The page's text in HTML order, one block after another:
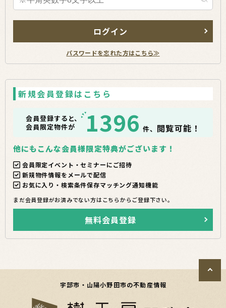
ログイン
パスワードを忘れた方はこちら≫
新規会員登録はこちら
会員登録すると、
会員限定物件が
1396 件、 閲覧可能！
他にもこんな会員様限定特典がございます！
会員限定イベント・セミナーにご招待
新規物件情報をメールで配信
お気に入り・検索条件保存マッチング通知機能
まだ会員登録がお済みでない方はこちらからご登録下さい。
無料会員登録
宇部市・山陽小野田市の不動産情報